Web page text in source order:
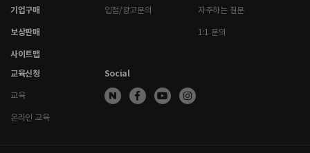
기업구매
보상판매
사이트맵
입점/광고문의 자주하는 질문
1:1 문의
교육신청
교육
온라인 교육
Social